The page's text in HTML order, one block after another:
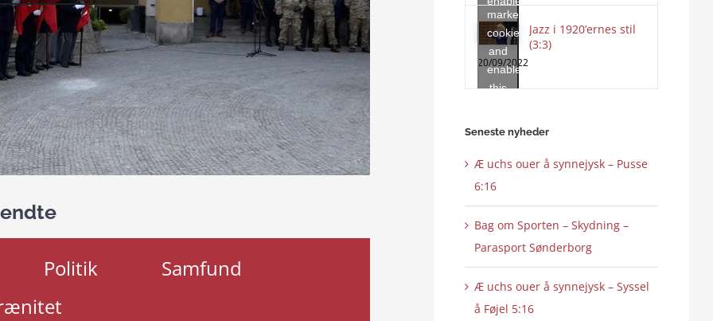
Politik
Samfund
this
content
marketing
cookies
and
enable
this
Jazz i 1920’ernes stil
(3:3)
20/09/2022
Seneste nyheder
Æ uchs ouer å synnejysk – Pusse
6:16
Bag om Sporten – Skydning –
Parasport Sønderborg
Æ uchs ouer å synnejysk – Syssel
å Føjel 5:16